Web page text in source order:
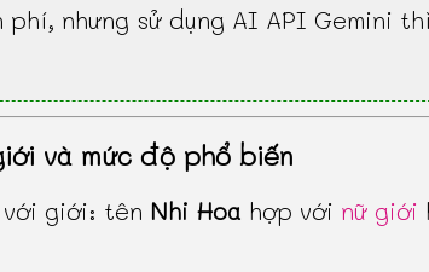
phí, nhưng sử dụng AI API Gemini
và mức độ phổ biến
giới: tên Nhi Hoa hợp với nữ giới